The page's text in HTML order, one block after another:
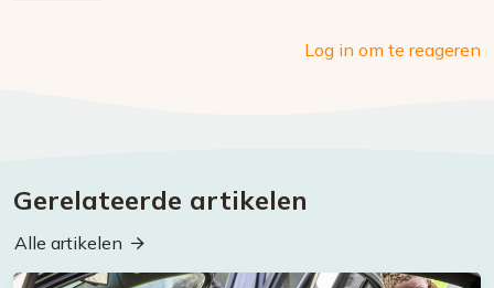
Log in om te reageren
Gerelateerde artikelen
Alle artikelen